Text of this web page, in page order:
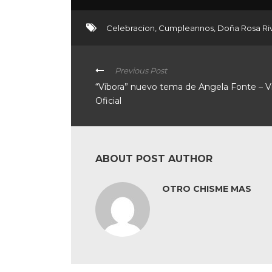
Celebracion Cumpleannos Doña Rosa
Previous Post
“Víbora” nuevo tema de Angela Fonte –
Oficial
ABOUT POST AUTHOR
OTRO CHISME MAS